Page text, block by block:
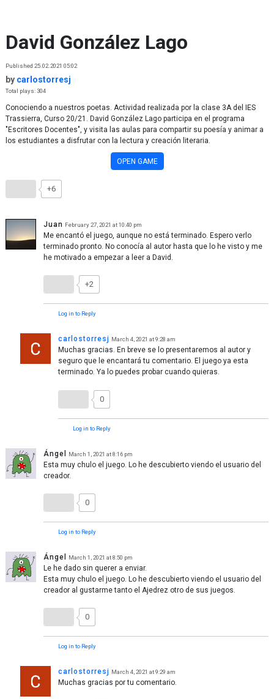
David González Lago
Published 25.02.2021 05:02
by carlostorresj
Total plays: 304
Conociendo a nuestros poetas. Actividad realizada por la clase 3A del IES
Trassierra, Curso 20/21. David González Lago participa en el programa
"Escritores Docentes", y visita las aulas para compartir su poesía y animar a
los estudiantes a disfrutar con la lectura y creación literaria.
OPEN GAME
+6
Juan February 27, 2021 at 10:40 pm
Me encantó el juego, aunque no está terminado. Espero verlo
terminado pronto. No conocía al autor hasta que lo he visto y me
he motivado a empezar a leer a David.
+2
Log in to Reply
carlostorresj March 4, 2021 at 9:28 am
Muchas gracias. En breve se lo presentaremos al autor y
seguro que le encantará tu comentario. El juego ya esta
terminado. Ya lo puedes probar cuando quieras.
0
Log in to Reply
Ángel March 1, 2021 at 8:16 pm
Esta muy chulo el juego. Lo he descubierto viendo el usuario del
creador.
0
Log in to Reply
Ángel March 1, 2021 at 8:50 pm
Le he dado sin querer a enviar.
Esta muy chulo el juego. Lo he descubierto viendo el usuario del
creador al gustarme tanto el Ajedrez otro de sus juegos.
0
Log in to Reply
carlostorresj March 4, 2021 at 9:29 am
Muchas gracias por tu comentario.